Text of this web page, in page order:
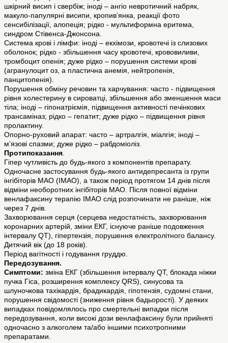
шкірний висип і свербіж; іноді – ангіо невротичний набряк,
макуло-папулярні висипи, кропив’янка, реакції фото
сенсибілізації, алопеція; рідко - мультиформна еритема,
синдром Стівенса-Джонсона.
Система крові і лімфи: іноді – екхімози, кровотечі із слизових
оболонок; рідко - збільшення часу кровотечі, крововиливи,
тромбоцит опенія; дуже рідко – порушення системи крові
(агранулоцит оз, а пластична анемія, нейтропенія,
панцитопенія).
Порушення обміну речовин та харчування: часто - підвищення
рівня холестерину в сироватці, збільшення або зменшення маси
тіла; іноді – гіпонатріємія, підвищення активності печінкових
трансаміназ; рідко – гепатит; дуже рідко – підвищення рівня
пролактину.
Опорно-руховий апарат: часто – артралгія, міалгія; іноді –
м’язові спазми; дуже рідко – рабдоміоліз.
Протипоказання.
Гіпер чутливість до будь-якого з компонентів препарату.
Одночасне застосування будь-якого антидепресанта із групи
інгібіторів МАО (ІМАО), а також період протягом 14 днів після
відміни необоротних інгібіторів МАО. Після повної відміни
венлафаксину терапію ІМАО слід розпочинати не раніше, ніж
через 7 днів.
Захворювання серця (серцева недостатність, захворювання
коронарних артерій, зміни ЕКГ, існуюче раніше подовження
інтервалу QT), гіпертензія, порушення електролітного балансу.
Дитячий вік (до 18 років).
Період вагітності і годування груддю.
Передозування.
Симптоми: зміна ЕКГ (збільшення інтервалу QT, блокада ніжки
пучка Гіса, розширення комплексу QRS), синусова та
шлуночкова тахікардія, брадикардія, гіпотензія, судомні стани,
порушення свідомості (зниження рівня бадьорості). У деяких
випадках повідомлялось про смертельні випадки після
передозування, коли високі дози венлафаксину були прийняті
одночасно з алкоголем та/або іншими психотропними
препаратами.